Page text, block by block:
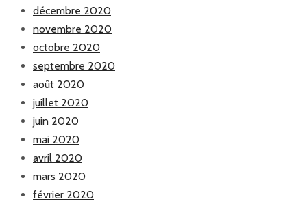
décembre 2020
novembre 2020
octobre 2020
septembre 2020
août 2020
juillet 2020
juin 2020
mai 2020
avril 2020
mars 2020
février 2020